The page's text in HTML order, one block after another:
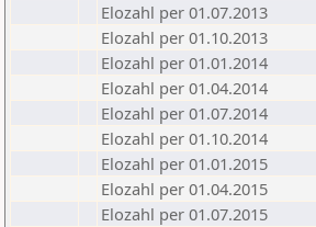
Elozahl per 01.07.2013
Elozahl per 01.10.2013
Elozahl per 01.01.2014
Elozahl per 01.04.2014
Elozahl per 01.07.2014
Elozahl per 01.10.2014
Elozahl per 01.01.2015
Elozahl per 01.04.2015
Elozahl per 01.07.2015